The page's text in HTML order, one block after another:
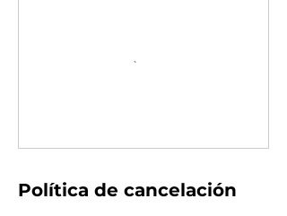
Política de cancelación